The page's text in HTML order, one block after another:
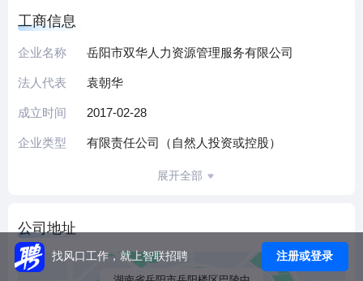
工商信息
企业名称 岳阳市双华人力资源管理服务有限公司
法人代表 袁朝华
成立时间 2017-02-28
企业类型 有限责任公司（自然人投资或控股）
展开全部
公司地址
找风口工作，就上智联招聘 注册或登录